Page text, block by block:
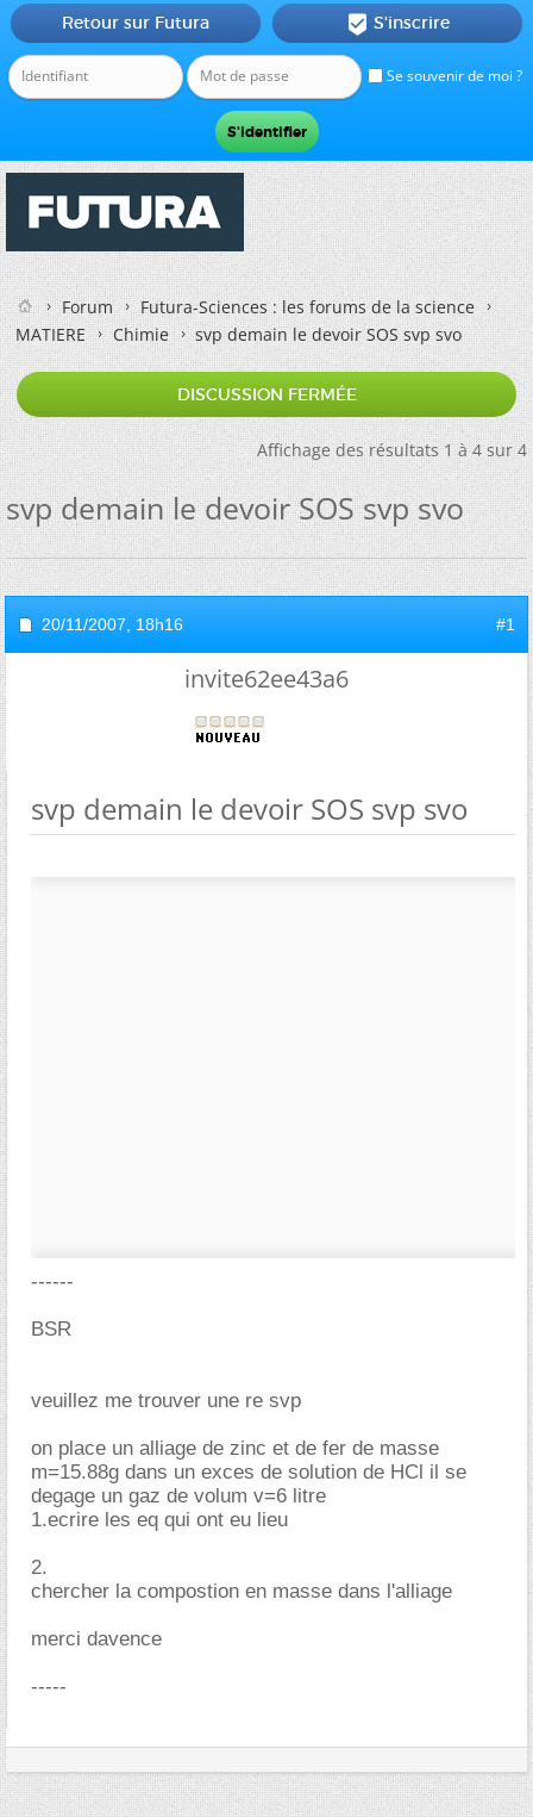
Se souvenir de moi ?
Retour sur Futura  S'inscrire
Forum
Futura-Sciences : les forums de la science
MATIERE
Chimie svp demain le devoir SOS svp svo
DISCUSSION FERMÉE
Affichage des résultats 1 à 4 sur 4
svp demain le devoir SOS svp svo
20/11/2007, 18h16 #1
invite62ee43a6
svp demain le devoir SOS svp svo
------
BSR
veuillez me trouver une re svp
on place un alliage de zinc et de fer de masse
m=15.88g dans un exces de solution de HCl il se
degage un gaz de volum v=6 litre
1.ecrire les eq qui ont eu lieu
2.
chercher la compostion en masse dans l'alliage
merci davence
-----